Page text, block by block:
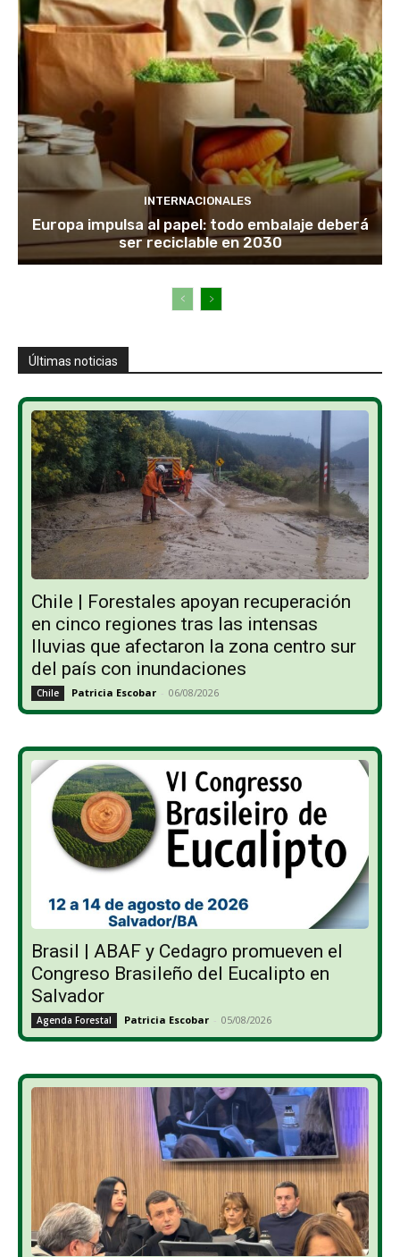
INTERNACIONALES
Europa impulsa al papel: todo embalaje deberá
ser reciclable en 2030
Últimas noticias
Chile | Forestales apoyan recuperación
en cinco regiones tras las intensas
lluvias que afectaron la zona centro sur
del país con inundaciones
Chile Patricia Escobar - 06/08/2026
Brasil | ABAF y Cedagro promueven el
Congreso Brasileño del Eucalipto en
Salvador
Agenda Forestal Patricia Escobar - 05/08/2026